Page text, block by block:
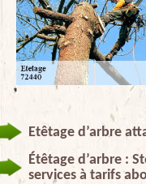
Etêtage d’arbre
Étêtage d’arbre :
services à tarifs